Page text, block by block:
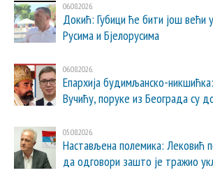
06.08.2026.
Докић: Губици ће бити још већи
Русима и Бјелорусима
06.08.2026.
Епархија будимљанско-
Вучићу, поруке из Београда су
05.08.2026.
Настављена полемика: Лековић
да одговори зашто је тражио